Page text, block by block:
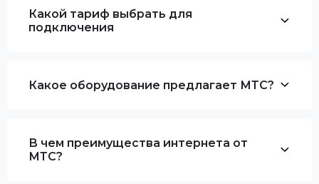
Какой тариф выбрать для
подключения
Какое оборудование предлагает МТС?
В чем преимущества интернета от
МТС?